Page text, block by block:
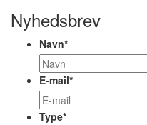
Nyhedsbrev
Navn*
E-mail*
Type*